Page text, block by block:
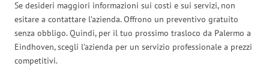
Se desideri maggiori informazioni sui costi e sui servizi, non
esitare a contattare l’azienda. Offrono un preventivo gratuito
senza obbligo. Quindi, per il tuo prossimo trasloco da Palermo a
Eindhoven, scegli l’azienda per un servizio professionale a prezzi
competitivi.